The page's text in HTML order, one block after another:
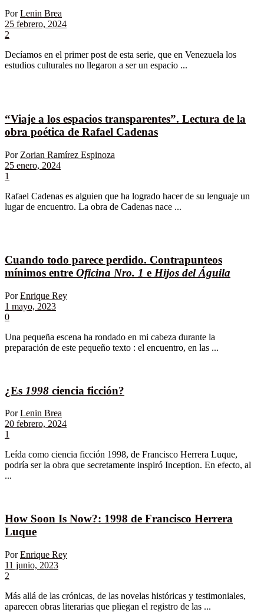
Por Lenin Brea
25 febrero, 2024
2
Decíamos en el primer post de esta serie, que en Venezuela los
estudios culturales no llegaron a ser un espacio ...
“Viaje a los espacios transparentes”. Lectura de la
obra poética de Rafael Cadenas
Por Zorian Ramírez Espinoza
25 enero, 2024
1
Rafael Cadenas es alguien que ha logrado hacer de su lenguaje un
lugar de encuentro. La obra de Cadenas nace ...
Cuando todo parece perdido. Contrapunteos
mínimos entre Oficina Nro. 1 e Hijos del Águila
Por Enrique Rey
1 mayo, 2023
0
Una pequeña escena ha rondado en mi cabeza durante la
preparación de este pequeño texto : el encuentro, en las ...
¿Es 1998 ciencia ficción?
Por Lenin Brea
20 febrero, 2024
1
Leída como ciencia ficción 1998, de Francisco Herrera Luque,
podría ser la obra que secretamente inspiró Inception. En efecto, al
...
How Soon Is Now?: 1998 de Francisco Herrera
Luque
Por Enrique Rey
11 junio, 2023
2
Más allá de las crónicas, de las novelas históricas y testimoniales,
aparecen obras literarias que pliegan el registro de las ...